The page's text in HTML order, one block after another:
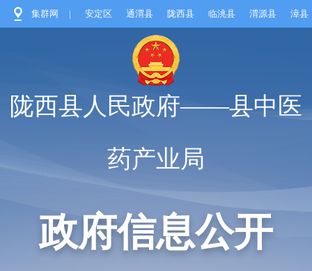
集群网 | 安定区 通渭县 陇西县 临洮县 渭源县 漳县
陇西县人民政府——县中医
药产业局
政府信息公开